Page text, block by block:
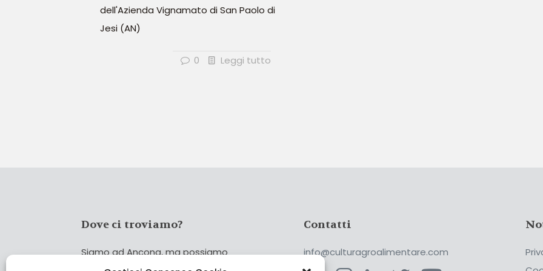
dell'Azienda Vignamato di San Paolo di
Jesi (AN)
0 Leggi tutto
Dove ci troviamo?
Siamo ad Ancona, ma possiamo
Contatti
info@culturagroalimentare.com